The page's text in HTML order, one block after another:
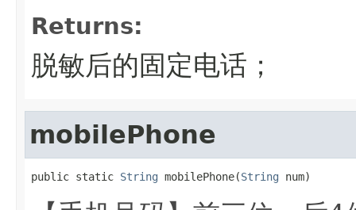
Returns:
脱敏后的固定电话；
mobilePhone
public static String mobilePhone(String num)